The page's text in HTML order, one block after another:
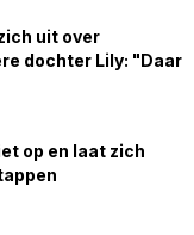
uit over
dochter Lily: "Daar
op en laat zich